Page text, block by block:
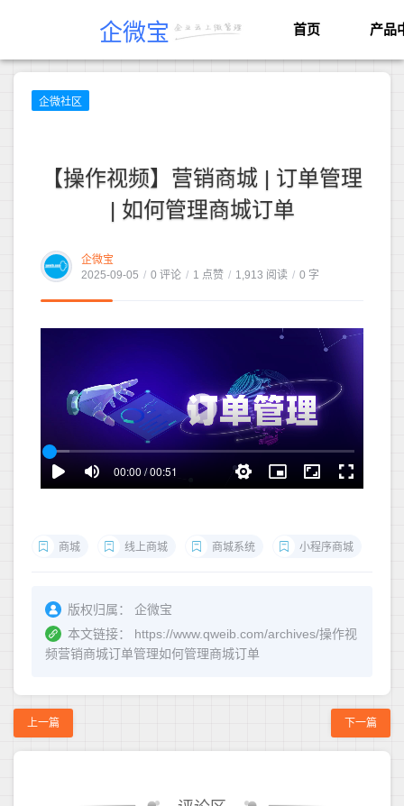
企微宝 首页 产品
企微社区
【操作视频】营销商城 | 订单管理
| 如何管理商城订单
企微宝
2025-09-05 / 0 评论 / 1 点赞 / 1,913 阅读 / 0 字
商城 线上商城 商城系统 小程序商城
版权归属：
企微宝
本文链接：
https://www.qweib.com/archives/操作视
频营销商城订单管理如何管理商城订单
上一篇 下一篇